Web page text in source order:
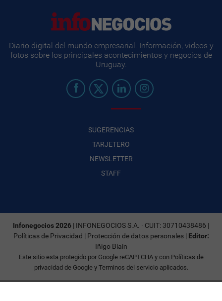
Diario digital del mundo empresarial. Información, videos y
fotos sobre los principales acontecimientos y negocios de
Uruguay.
SUGERENCIAS
TARJETERO
NEWSLETTER
STAFF
Infonegocios 2026 | INFONEGOCIOS S.A. · CUIT: 30710438486 |
Políticas de Privacidad | Protección de datos personales| Editor:
Iñigo Biain
Este sitio esta protegido por Google reCAPTCHA y con Políticas de
privacidad de Googley Terminos del servicioaplicados.